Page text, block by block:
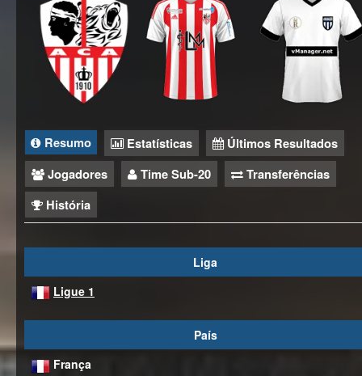
Resumo Estatísticas
Últimos Resultados
Jogadores
Time Sub-20
Transferências
História
Liga
Ligue 1
País
França